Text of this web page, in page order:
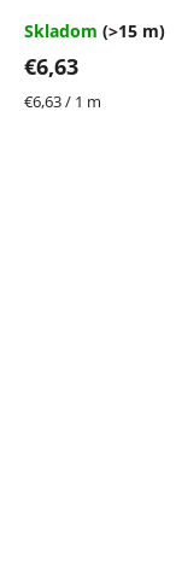
Skladom (>15 m)
€6,63
Jednotková
€6,63 / 1 m